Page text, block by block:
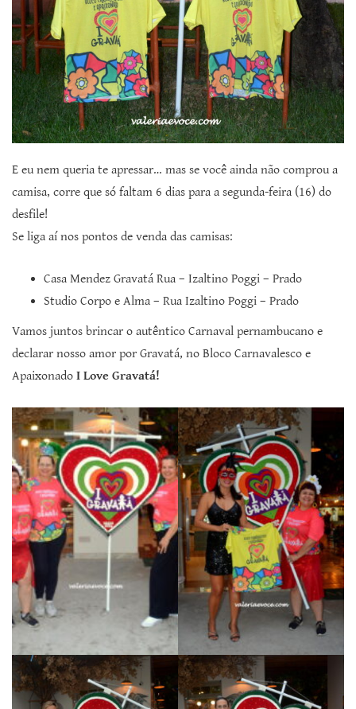
E eu nem queria te apressar… mas se você ainda não comprou a
camisa, corre que só faltam 6 dias para a segunda-feira (16) do
desfile!
Se liga aí nos pontos de venda das camisas:
Casa Mendez Gravatá Rua – Izaltino Poggi – Prado
Studio Corpo e Alma – Rua Izaltino Poggi – Prado
Vamos juntos brincar o autêntico Carnaval pernambucano e
declarar nosso amor por Gravatá, no Bloco Carnavalesco e
Apaixonado I Love Gravatá!